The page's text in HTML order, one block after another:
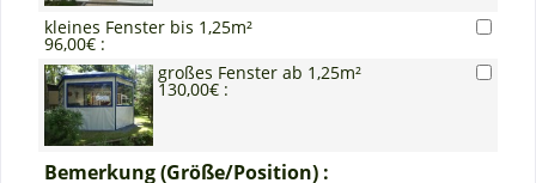
kleines Fenster bis 1,25m²
96,00€ :
großes Fenster ab 1,25m²
130,00€ :
Bemerkung (Größe/Position) :